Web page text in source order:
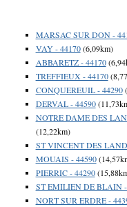
MARSAC SUR DON -
VAY - 44170(6,09km)
ABBARETZ - 44170
TREFFIEUX - 44170
CONQUEREUIL - 44290
DERVAL - 44590
NOTRE DAME DES
(12,22km)
ST VINCENT DES
MOUAIS - 44590
PIERRIC - 44290
ST EMILIEN DE BLAIN -
NORT SUR ERDRE -